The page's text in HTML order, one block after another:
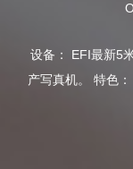
设备： EFI最新5
产写真机。 特色